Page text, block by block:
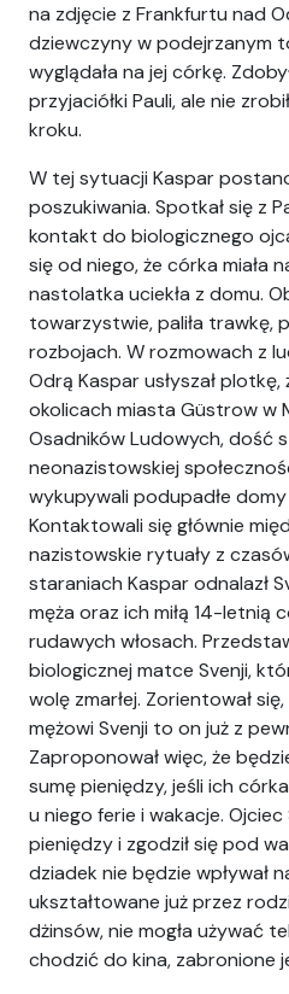
na zdjęcie z Frankfurtu nad
dziewczyny w podejrzanym
wyglądała na jej córkę.
przyjaciółki Pauli, ale nie
kroku.
W tej sytuacji Kaspar
poszukiwania. Spotkał się z
kontakt do biologicznego
się od niego, że córka miała
nastolatka uciekła z domu.
towarzystwie, paliła trawkę,
rozbojach. W rozmowach z
Odrą Kaspar usłyszał plotkę,
okolicach miasta Güstrow w
Osadników Ludowych, dość
neonazistowskiej
wykupywali podupadłe
Kontaktowali się głównie
nazistowskie rytuały z
staraniach Kaspar odnalazł
męża oraz ich miłą 14-letnią
rudawych włosach.
biologicznej matce Svenji,
wolę zmarłej. Zorientował
mężowi Svenji to on już z
Zaproponował więc, że
sumę pieniędzy, jeśli ich
u niego ferie i wakacje.
pieniędzy i zgodził się pod
dziadek nie będzie wpływał
ukształtowane już przez
dżinsów, nie mogła używać
chodzić do kina, zabronione